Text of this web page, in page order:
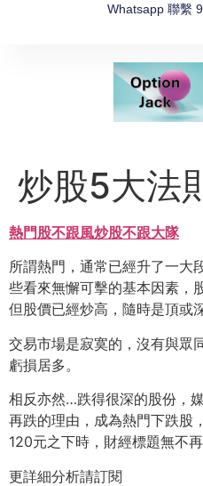
Whatsapp 聯繫
炒股5大法
熱門股不跟風炒股不跟大隊
所謂熱門，通常已經升了一大
些看來無懈可擊的基本因素，
但股價已經炒高，隨時是頂或
交易市場是寂寞的，沒有與眾
虧損居多。
相反亦然…跌得很深的股份，
再跌的理由，成為熱門下跌股
120元之下時，財經標題無不
更詳細分析請訂閱